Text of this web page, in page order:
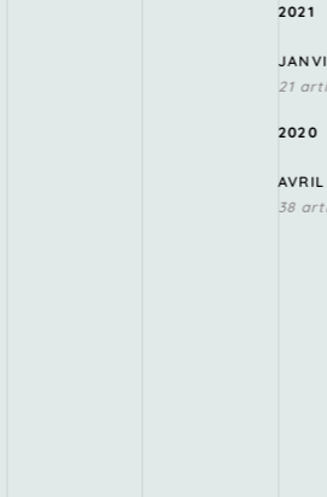
2021
21
2020
AVRIL
38